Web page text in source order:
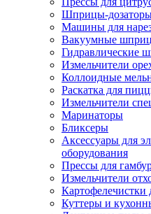
Шприцы-
Машины для
Вакуумные
Гидравлические
Измельчители
Коллоидные
Раскатка для
Измельчители
Маринаторы
Бликсеры
Аксессуары для
оборудования
Прессы для
Измельчители
Картофелечистки
Куттеры и